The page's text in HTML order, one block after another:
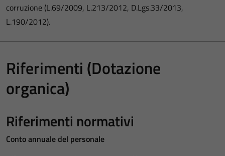
corruzione (L.69/2009, L.213/2012, D.Lgs.33/2013,
L.190/2012).
Riferimenti (Dotazione
organica)
Riferimenti normativi
Conto annuale del personale